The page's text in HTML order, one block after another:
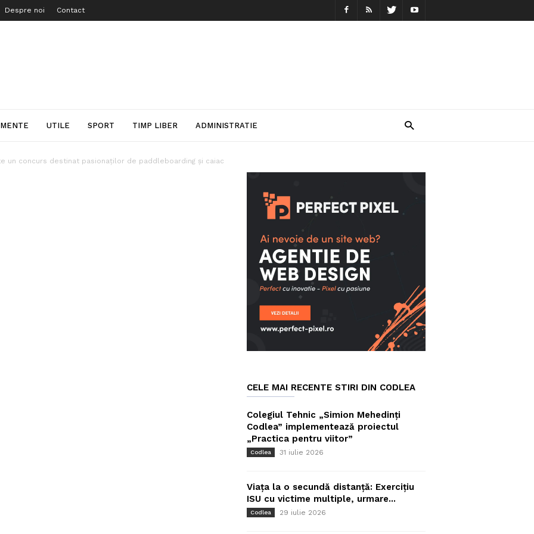
Despre noi Contact
UTILE SPORT TIMP LIBER ADMINISTRATIE
un concurs destinat pasionaților de paddleboarding și caiac
CELE MAI RECENTE STIRI DIN CODLEA
Colegiul Tehnic „Simion Mehedinți
Codlea” implementează proiectul
„Practica pentru viitor”
Codlea 31 iulie 2026
Viața la o secundă distanță: Exercițiu
ISU cu victime multiple, urmare...
Codlea 29 iulie 2026